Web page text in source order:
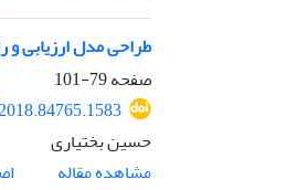
طراحی مدل ارزیابی
صفحه79-101
حسین بختیاری
مشاهده مقاله